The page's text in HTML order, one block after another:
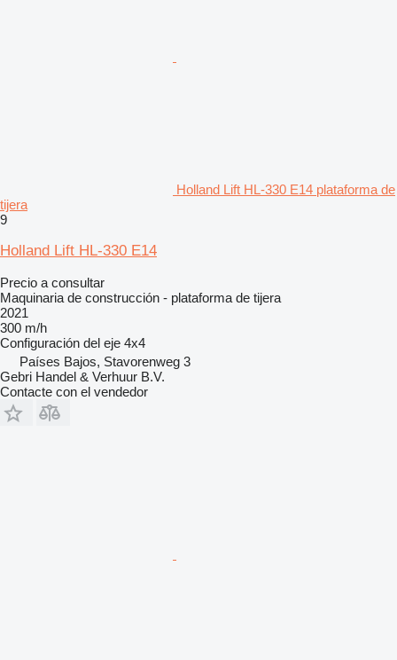
Holland Lift HL-330 E14 plataforma de
tijera
9
Holland Lift HL-330 E14
Precio a consultar
Maquinaria de construcción - plataforma de tijera
2021
300 m/h
Configuración del eje 4x4
Países Bajos, Stavorenweg 3
Gebri Handel & Verhuur B.V.
Contacte con el vendedor